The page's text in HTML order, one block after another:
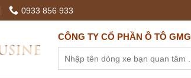
0933 856 933
CÔNG TY CỔ PHẦN Ô TÔ GMG